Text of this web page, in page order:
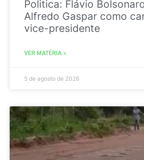
Politica: Flávio
Alfredo Gaspar como
vice-presidente
VER MATÉRIA »
5 de agosto de 2026